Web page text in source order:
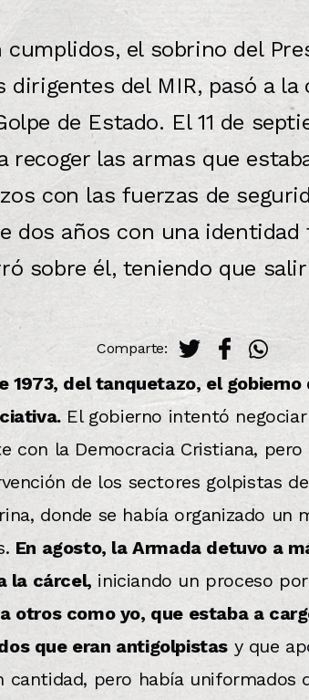
el sobrino del
dirigentes del MIR, pasó a
de Estado. El 11 de
recoger las armas que
con las fuerzas de
dos años con una
sobre él, teniendo que
Comparte:
1973, del tanquetazo, el
El gobierno intentó
con la Democracia Cristiana,
de los sectores golpistas
donde se había organizado un
En agosto, la Armada detuvo a
la cárcel, iniciando un proceso
otros como yo, que estaba a
que eran antigolpistas y que
cantidad, pero había uniformados